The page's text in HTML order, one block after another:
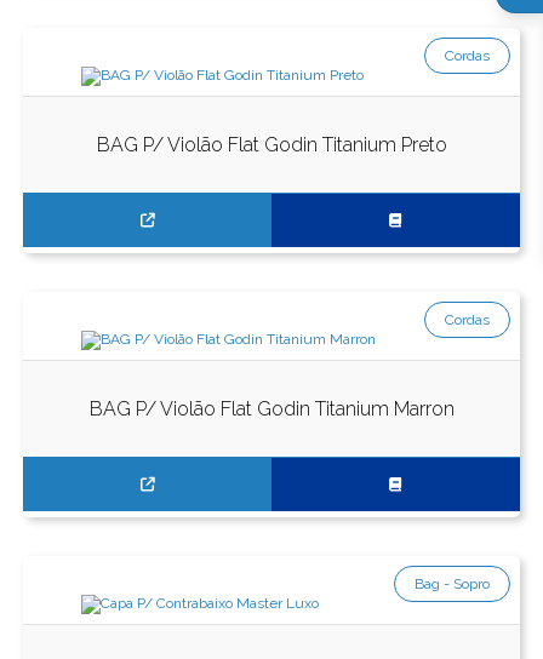
BAG P/ Violão Flat Godin Titanium Preto
Cordas
BAG P/ Violão Flat Godin Titanium Marron
Cordas
Bag - Sopro